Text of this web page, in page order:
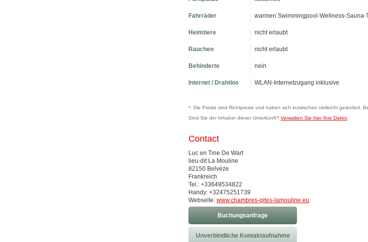
Fahrräder warmen Swimmingpool-Wellness-
Heimtiere nicht erlaubt
Rauchen nicht erlaubt
Behinderte nein
Internet / Drahtlos WLAN-Internetzugang inklusive
*: Die Preise sind Richtpreise und haben sich inzwischen vielleicht geändert.
Sind Sie der Inhaber dieser Unterkünft? Verwalten Sie hier Ihre Daten
Contact
Luc en Tine De Wart
lieu-dit La Mouline
82150 Belvèze
Frankreich
Tel.: +33649534822
Handy: +32475251739
Webseite: www.chambres-gites-lamouline.eu
Buchungsanfrage
Unverbindliche Kontaktaufnahme